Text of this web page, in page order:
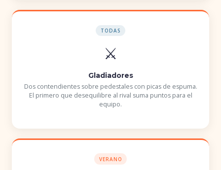
TODAS
⚔️
Gladiadores
Dos contendientes sobre pedestales con picas de espuma.
El primero que desequilibre al rival suma puntos para el
equipo.
VERANO